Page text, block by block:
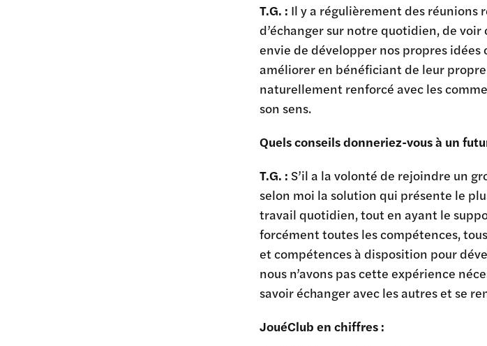
T.G. : Il y a régulièrement des réunions
d’échanger sur notre quotidien, de
envie de développer nos propres idées
améliorer en bénéficiant de leur propre
naturellement renforcé avec les
son sens.
Quels conseils donneriez-vous à un
T.G. : S’il a la volonté de rejoindre un
selon moi la solution qui présente le
travail quotidien, tout en ayant le
forcément toutes les compétences,
et compétences à disposition pour
nous n’avons pas cette expérience
savoir échanger avec les autres et se
JouéClub en chiffres :